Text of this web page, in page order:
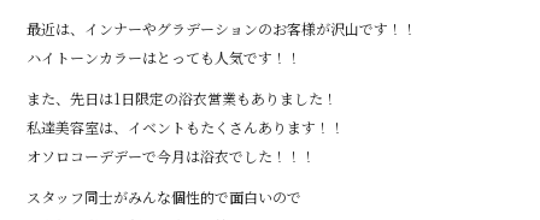
最近は、インナーやグラデーションのお客様が沢山です！！
ハイトーンカラーはとっても人気です！！
また、先日は1日限定の浴衣営業もありました！
私達美容室は、イベントもたくさんあります！！
オソロコーデデーで今月は浴衣でした！！！
スタッフ同士がみんな個性的で面白いので